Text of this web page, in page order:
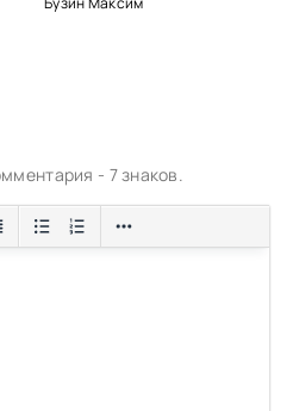
- 7 знаков.